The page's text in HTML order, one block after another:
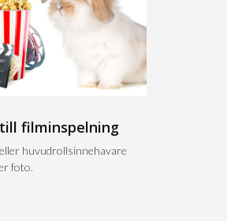
filminspelning
huvudrollsinnehavare
foto.